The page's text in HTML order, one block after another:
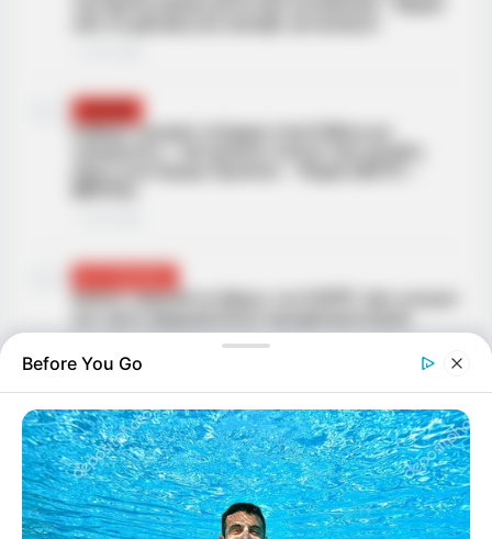
03Σοβαρό τροχαίο ατύχημα στην Εύβοια με
ΒΙΝΤΕΟ)
04Απάτη- μαμούθ σε βάρος του ΕΟΠΥΥ: Δύο γιατροί
1 min read
05Θύμα εκβιασμού έπεσε ανήλικος – Άγνωστος
κοινοποίησε προσωπικές του στιγμές
21/09/2024, 13:19·1 min read
Before You Go